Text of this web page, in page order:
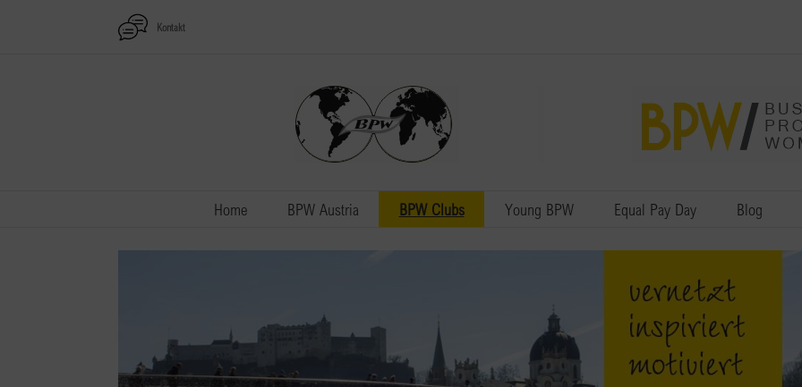
Kontakt
Home BPW Austria BPW Clubs Young BPW Equal Pay Day Blog